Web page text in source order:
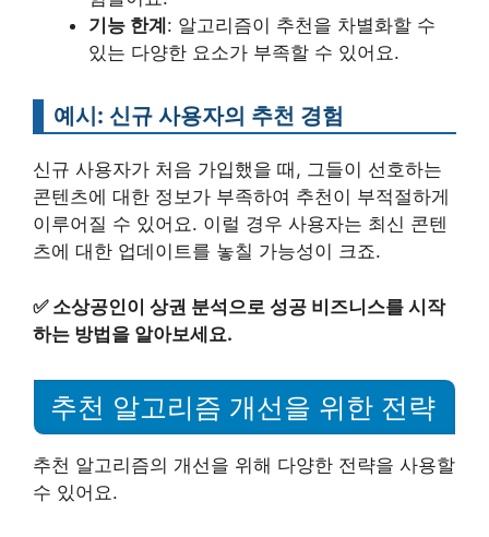
기능 한계 : 알고리즘이 추천을 차별화할 수
있는 다양한 요소가 부족할 수 있어요.
예시: 신규 사용자의 추천 경험
신규 사용자가 처음 가입했을 때, 그들이 선호하는
콘텐츠에 대한 정보가 부족하여 추천이 부적절하게
이루어질 수 있어요. 이럴 경우 사용자는 최신 콘텐
츠에 대한 업데이트를 놓칠 가능성이 크죠.
✅ 소상공인이 상권 분석으로 성공 비즈니스를 시작
하는 방법을 알아보세요.
추천 알고리즘 개선을 위한 전략
추천 알고리즘의 개선을 위해 다양한 전략을 사용할
수 있어요.